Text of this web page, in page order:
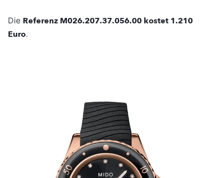
Die Referenz M026.207.37.056.00 kostet 1.210
Euro.